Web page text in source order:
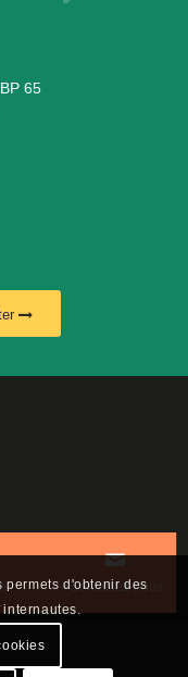
Contactez-nous
65
permets d'obtenir des
internautes.